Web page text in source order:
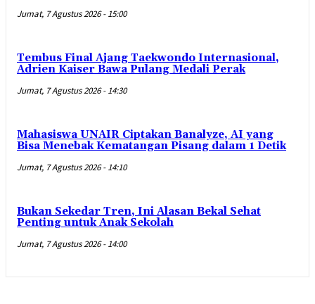
Jumat, 7 Agustus 2026 - 15:00
Tembus Final Ajang Taekwondo Internasional,
Adrien Kaiser Bawa Pulang Medali Perak
Jumat, 7 Agustus 2026 - 14:30
Mahasiswa UNAIR Ciptakan Banalyze, AI yang
Bisa Menebak Kematangan Pisang dalam 1 Detik
Jumat, 7 Agustus 2026 - 14:10
Bukan Sekedar Tren, Ini Alasan Bekal Sehat
Penting untuk Anak Sekolah
Jumat, 7 Agustus 2026 - 14:00